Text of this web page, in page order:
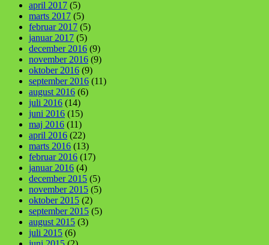
april 2017 (5)
marts 2017 (5)
februar 2017 (5)
januar 2017 (5)
december 2016 (9)
november 2016 (9)
oktober 2016 (9)
september 2016 (11)
august 2016 (6)
juli 2016 (14)
juni 2016 (15)
maj 2016 (11)
april 2016 (22)
marts 2016 (13)
februar 2016 (17)
januar 2016 (4)
december 2015 (5)
november 2015 (5)
oktober 2015 (2)
september 2015 (5)
august 2015 (3)
juli 2015 (6)